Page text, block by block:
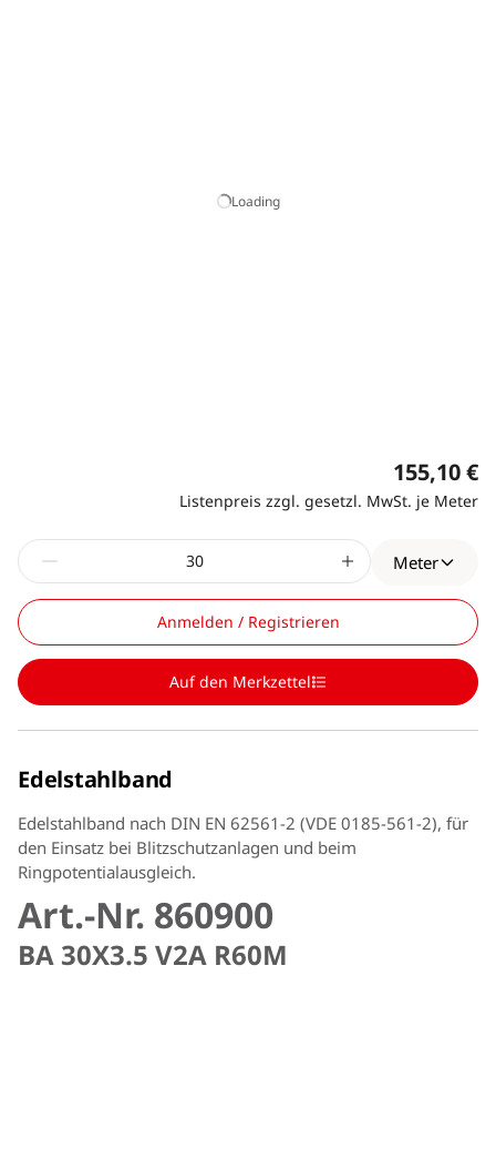
Loading
155,10 €
Listenpreis zzgl. gesetzl. MwSt. je Meter
Meter
Anmelden / Registrieren
Auf den Merkzettel
Edelstahlband
Edelstahlband nach DIN EN 62561-2 (VDE 0185-561-2), für
den Einsatz bei Blitzschutzanlagen und beim
Ringpotentialausgleich.
Art.-Nr. 860900
BA 30X3.5 V2A R60M